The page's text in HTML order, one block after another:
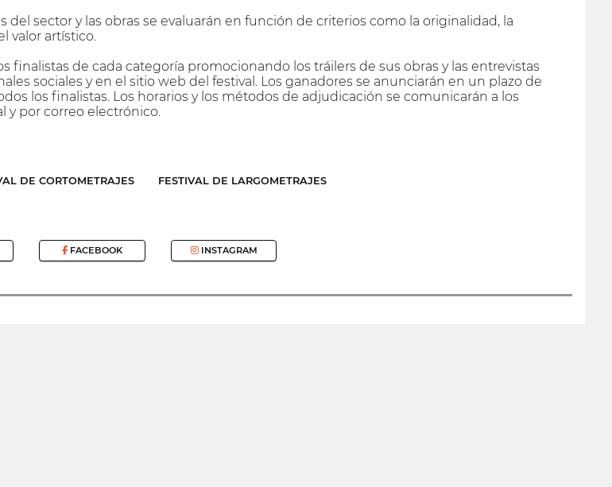
del sector y las obras se evaluarán en función de criterios como la originalidad, la
valor artístico.
finalistas de cada categoría promocionando los tráilers de sus obras y las entrevistas
sociales y en el sitio web del festival. Los ganadores se anunciarán en un plazo de
los finalistas. Los horarios y los métodos de adjudicación se comunicarán a los
y por correo electrónico.
DE CORTOMETRAJES FESTIVAL DE LARGOMETRAJES
FACEBOOK INSTAGRAM